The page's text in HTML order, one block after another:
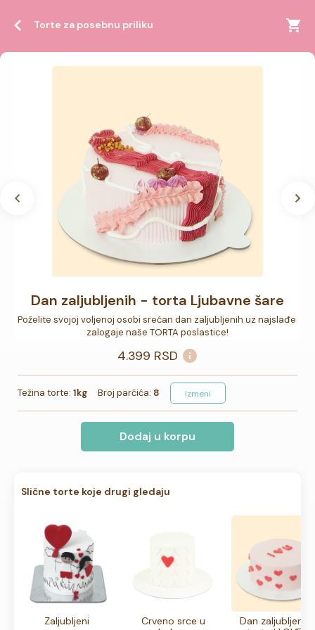
Torte za posebnu priliku
Dan zaljubljenih - torta Ljubavne šare
Poželite svojoj voljenoj osobi srećan dan zaljubljenih uz najslađe
zalogaje naše TORTA poslastice!
4.399 RSD
Težina torte: 1kg Broj parčića: 8 Izmeni
Dodaj u korpu
Slične torte koje drugi gledaju
Zaljubljeni
Crveno srce u
Dan zaljubljenih